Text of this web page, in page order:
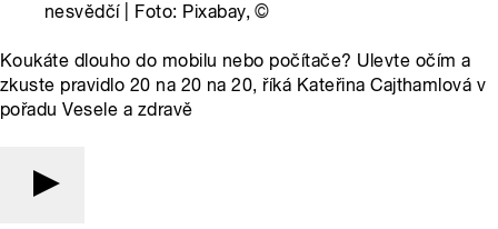
nesvědčí | Foto: Pixabay,©
Koukáte dlouho do mobilu nebo počítače? Ulevte očím a
zkuste pravidlo 20 na 20 na 20, říká Kateřina Cajthamlová v
pořadu Vesele a zdravě